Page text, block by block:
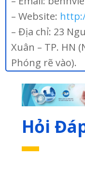
– Website:
– Địa chỉ: 23
Xuân – TP. HN
Phóng rẽ vào).
Hỏi